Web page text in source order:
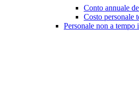
Conto annuale
Costo personale
Personale non a tempo